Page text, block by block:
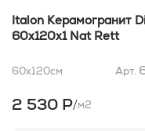
Italon Керамогранит
60x120x1 Nat Rett
60x120см Арт.
2 530 Р/м2